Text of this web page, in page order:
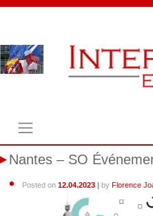
Skip
Nantes – SO
Posted on 12.04.2023 | by Florence